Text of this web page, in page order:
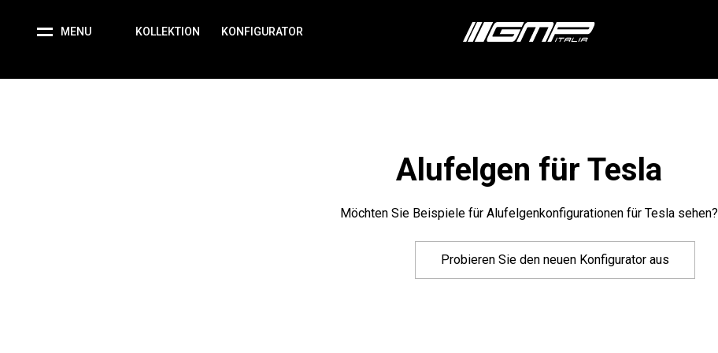
MENU KOLLEKTION KONFIGURATOR
Alufelgen für Tesla
Möchten Sie Beispiele für Alufelgenkonfigurationen für Tesla sehen?
Probieren Sie den neuen Konfigurator aus